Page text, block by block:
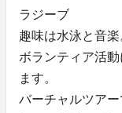
ラジーブ
趣味は水泳と音楽
ボランティア活
ます。
バーチャルツア